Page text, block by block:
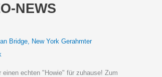
NEWS
einen echten "Howie" für zuhause! Zum